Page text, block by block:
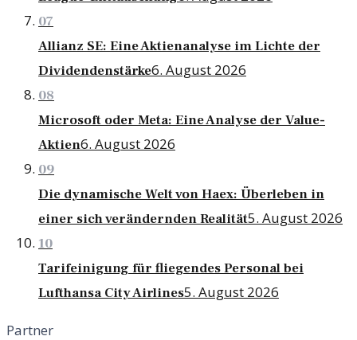
07
Allianz SE: Eine Aktienanalyse im Lichte der
Dividendenstärke6. August 2026
08
Microsoft oder Meta: Eine Analyse der Value-
Aktien6. August 2026
09
Die dynamische Welt von Haex: Überleben in
einer sich verändernden Realität5. August 2026
10
Tarifeinigung für fliegendes Personal bei
Lufthansa City Airlines5. August 2026
Partner